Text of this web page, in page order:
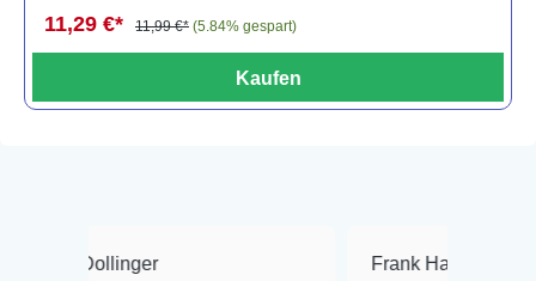
11,29 €* 11,99 €* (5.84% gespart)
Kaufen
Frank Hackmayer